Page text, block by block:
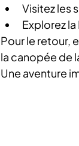
Visitez les
Explorez
Pour le retour,
la canopée de
Une aventure